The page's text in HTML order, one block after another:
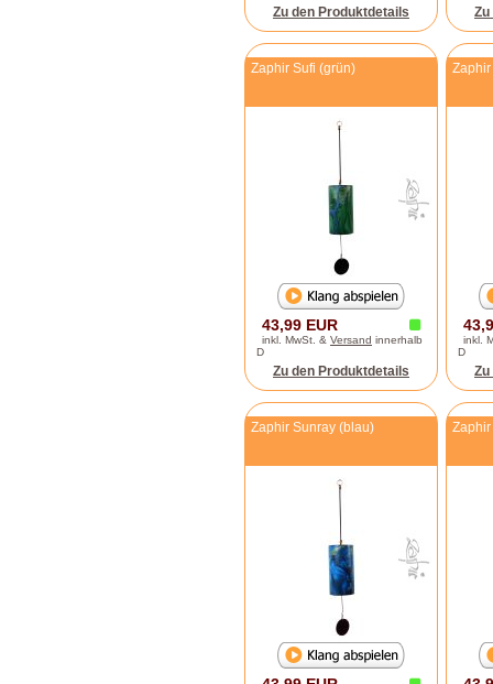
Zu den Produktdetails
Zaphir Sufi (grün)
43,99 EUR
inkl. MwSt. & Versand innerhalb
D
Zu den Produktdetails
inkl.
D
Zaphir Sunray (blau)